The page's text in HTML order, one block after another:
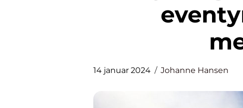
14 januar 2024 Johanne Hansen